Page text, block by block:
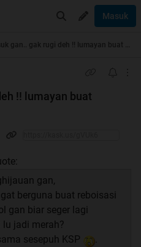
Masuk
!! lumayan buat
gan,
berguna buat reboisasi
gan biar seger lagi
lu jadi merah?
sesepuh KSP
.